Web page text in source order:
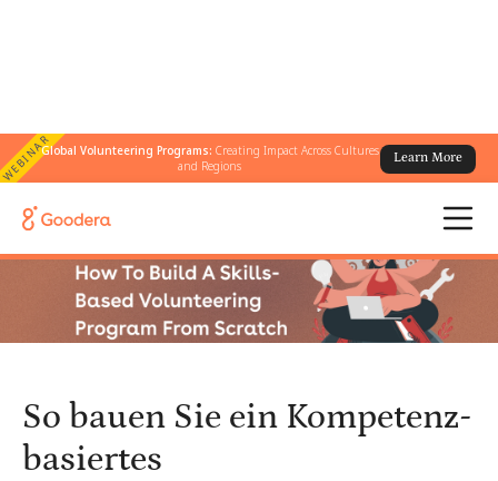
WEBINARGlobal Volunteering Programs: Creating Impact Across Cultures
and Regions
Learn More
← Alle Blogs
Grund auf auf
So bauen Sie ein Kompetenz-
basiertes